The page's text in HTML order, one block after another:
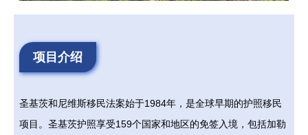
项目介绍
圣基茨和尼维斯移民法案始于1984年，是全球早期的护照移民
项目。圣基茨护照享受159个国家和地区的免签入境，包括加勒